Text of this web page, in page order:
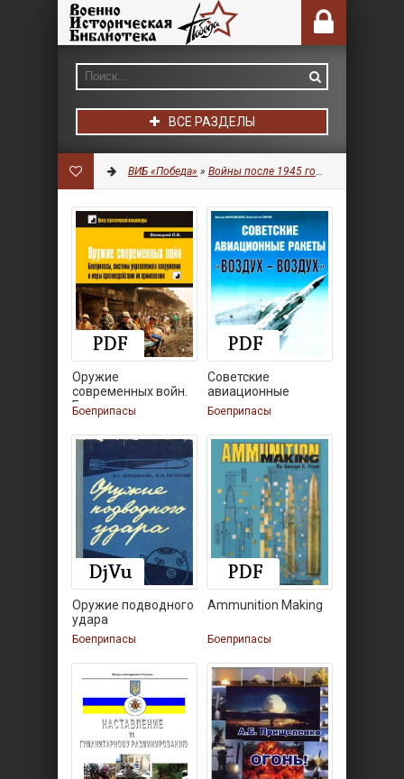
ВСЕ РАЗДЕЛЫ
ВИБ «Победа» » Войны после 1945 года
Оружие
современных войн.
Боеприпасы,
Боеприпасы
Советские
авиационные
ракеты
Боеприпасы
Оружие подводного
удара
Боеприпасы
Ammunition Making
Боеприпасы